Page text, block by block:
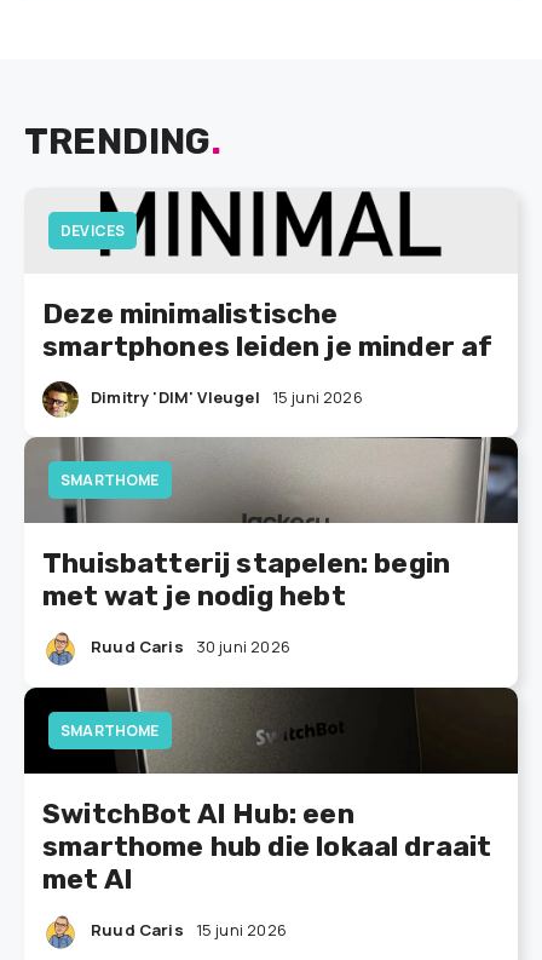
TRENDING.
DEVICES
Deze minimalistische
smartphones leiden je minder af
Dimitry 'DIM' Vleugel 15 juni 2026
SMARTHOME
Thuisbatterij stapelen: begin
met wat je nodig hebt
Ruud Caris 30 juni 2026
SMARTHOME
SwitchBot AI Hub: een
smarthome hub die lokaal draait
met AI
Ruud Caris 15 juni 2026